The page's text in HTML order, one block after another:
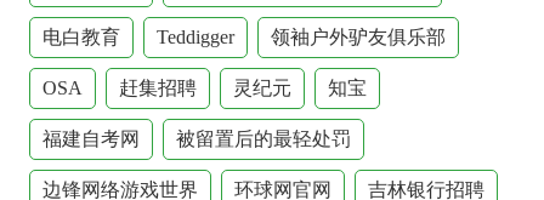
电白教育 Teddigger 领袖户外驴友俱乐部
OSA 赶集招聘 灵纪元 知宝
福建自考网 被留置后的最轻处罚
边锋网络游戏世界 环球网官网 吉林银行招聘